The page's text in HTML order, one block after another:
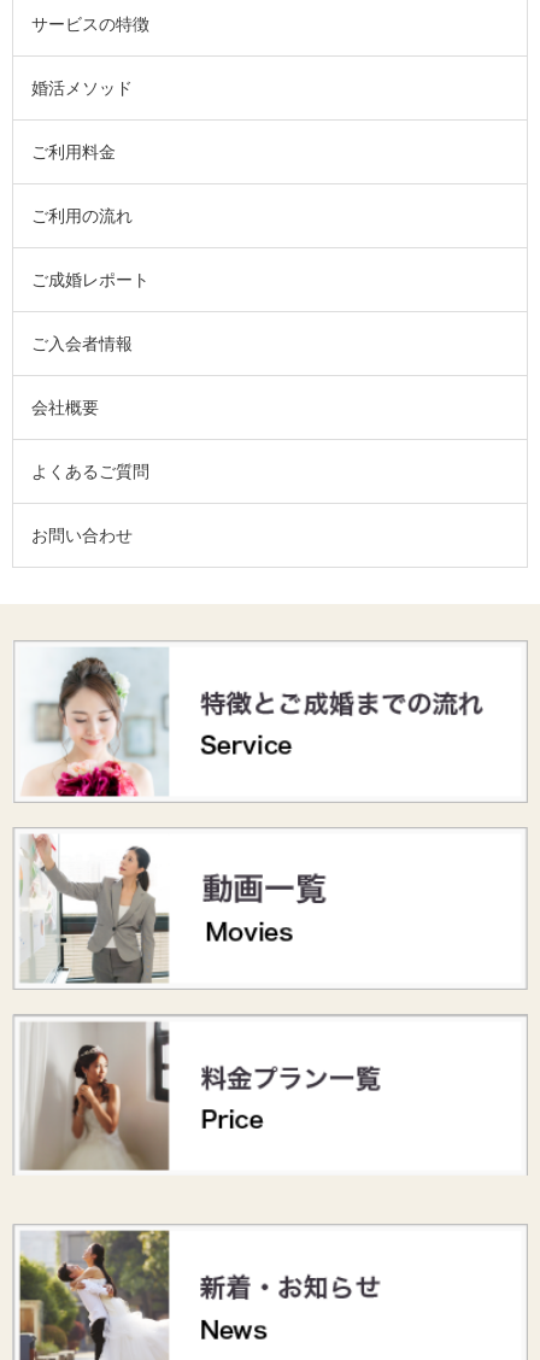
サービスの特徴
婚活メソッド
ご利用料金
ご利用の流れ
ご成婚レポート
ご入会者情報
会社概要
よくあるご質問
お問い合わせ